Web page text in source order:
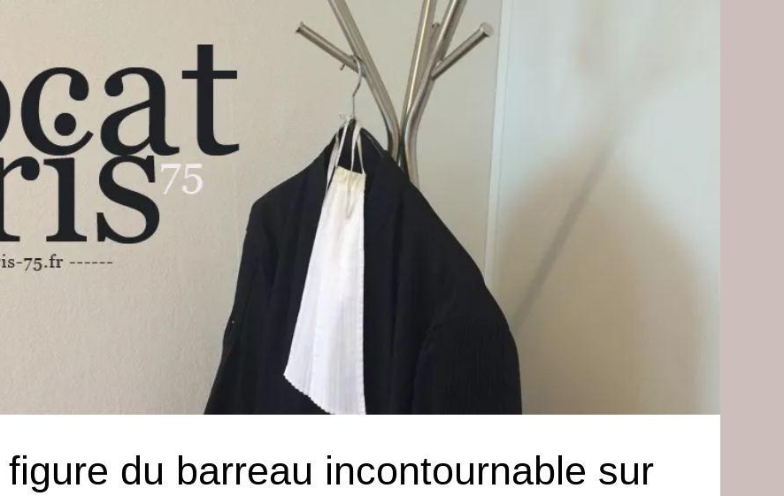
figure du barreau incontournable sur